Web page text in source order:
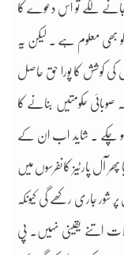
جانے لگے تو اس دعوے کا
بھی معلوم ہے ۔ لیکن یہ
کوشش کا پورا حق حاصل
حکومتیں بنانے کا
چکے ۔ شاید اب ان کے
آل پارٹیز کانفرسوں میں
شور جاری رکھے گی کیونکہ
اتنے یقینی نہیں۔ پی